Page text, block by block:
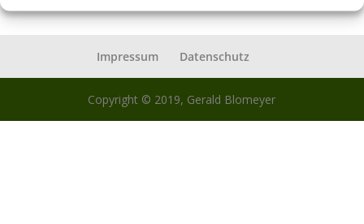
Impressum Datenschutz
Copyright © 2019, Gerald Blomeyer